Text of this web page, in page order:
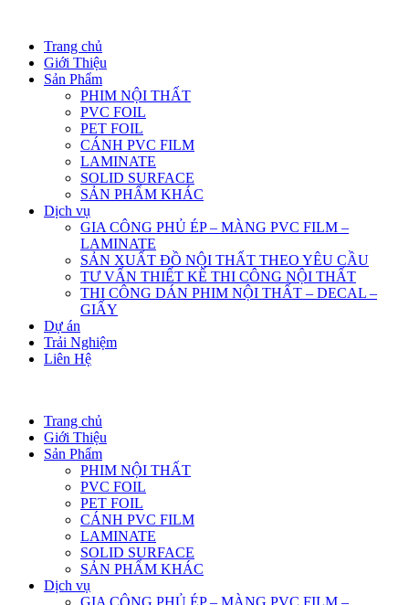
Trang chủ
Giới Thiệu
Sản Phẩm
PHIM NỘI THẤT
PVC FOIL
PET FOIL
CÁNH PVC FILM
LAMINATE
SOLID SURFACE
SẢN PHẨM KHÁC
Dịch vụ
GIA CÔNG PHỦ ÉP – MÀNG PVC FILM –
LAMINATE
SẢN XUẤT ĐỒ NỘI THẤT THEO YÊU CẦU
TƯ VẤN THIẾT KẾ THI CÔNG NỘI THẤT
THI CÔNG DÁN PHIM NỘI THẤT – DECAL –
GIẤY
Dự án
Trải Nghiệm
Liên Hệ
Trang chủ
Giới Thiệu
Sản Phẩm
PHIM NỘI THẤT
PVC FOIL
PET FOIL
CÁNH PVC FILM
LAMINATE
SOLID SURFACE
SẢN PHẨM KHÁC
Dịch vụ
GIA CÔNG PHỦ ÉP – MÀNG PVC FILM –